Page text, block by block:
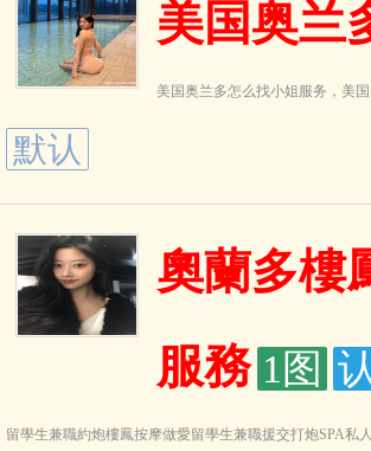
美国奥兰
美国奥兰多怎么找小姐服务，美
默认
奧蘭多樓
服務 1图
留學生兼職約炮樓鳳按摩做愛留學生兼職援交打炮SPA私